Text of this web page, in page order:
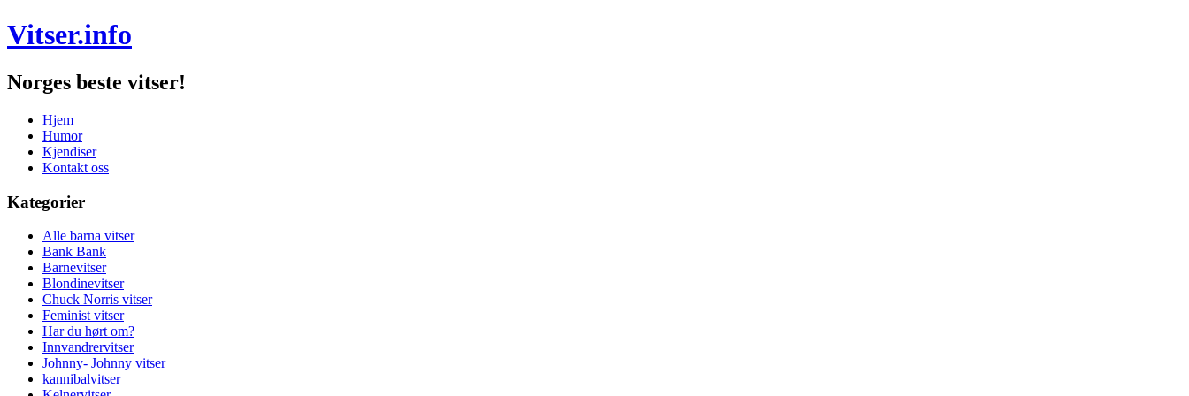
Vitser.info
Norges beste vitser!
Hjem
Humor
Kjendiser
Kontakt oss
Kategorier
Alle barna vitser
Bank Bank
Barnevitser
Blondinevitser
Chuck Norris vitser
Feminist vitser
Har du hørt om?
Innvandrervitser
Johnny- Johnny vitser
kannibalvitser